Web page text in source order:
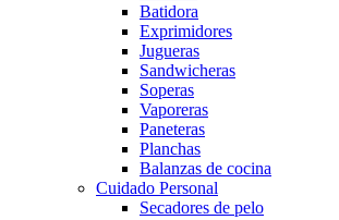
Batidora
Exprimidores
Jugueras
Sandwicheras
Soperas
Vaporeras
Paneteras
Planchas
Balanzas de cocina
Cuidado Personal
Secadores de pelo